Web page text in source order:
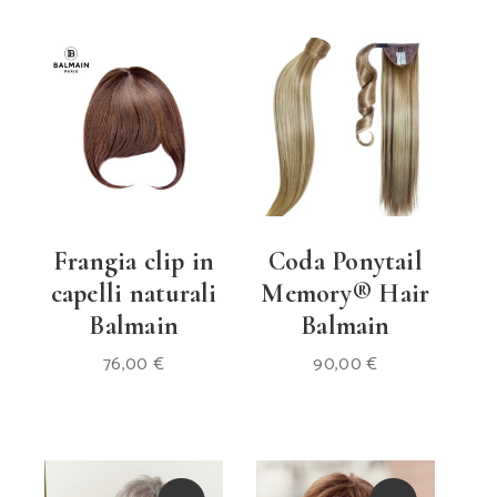
Frangia clip in
capelli naturali
Balmain
76,00 €
Coda Ponytail
Memory® Hair
Balmain
90,00€